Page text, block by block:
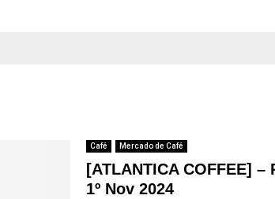
Café Mercado de Café
[ATLANTICA COFFEE]
1º Nov 2024